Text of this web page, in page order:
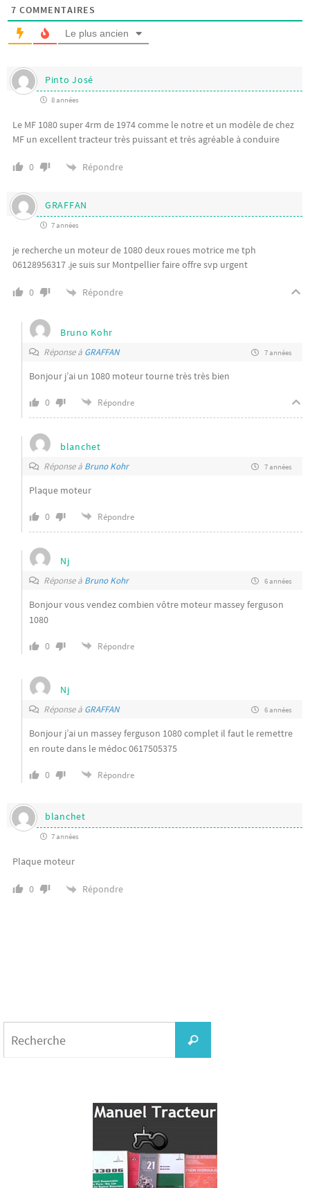
7 COMMENTAIRES
Le plus ancien
Pinto José
8 années
Le MF 1080 super 4rm de 1974 comme le notre et un modèle de chez
MF un excellent tracteur très puissant et très agréable à conduire
0 Répondre
GRAFFAN
7 années
je recherche un moteur de 1080 deux roues motrice me tph
06128956317 .je suis sur Montpellier faire offre svp urgent
0 Répondre
Bruno Kohr
Réponse à GRAFFAN 7 années
Bonjour j’ai un 1080 moteur tourne très très bien
0 Répondre
blanchet
Réponse à Bruno Kohr 7 années
Plaque moteur
0 Répondre
Nj
Réponse à Bruno Kohr 6 années
Bonjour vous vendez combien vôtre moteur massey ferguson
1080
0 Répondre
Nj
Réponse à GRAFFAN 6 années
Bonjour j’ai un massey ferguson 1080 complet il faut le remettre
en route dans le médoc 0617505375
0 Répondre
blanchet
7 années
Plaque moteur
0 Répondre
Recherche